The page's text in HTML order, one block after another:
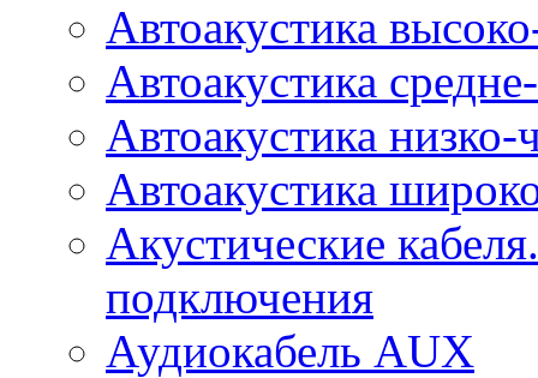
Автоакустика
Автоакустика
Автоакустика низко-
Автоакустика
Акустические
подключения
Аудиокабель AUX